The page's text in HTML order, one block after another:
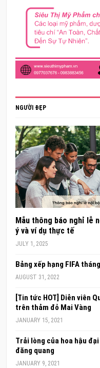
NGƯỜI ĐẸP
Mẫu thông báo nghỉ lễ
ý và ví dụ thực tế
JULY 1, 2025
Bảng xếp hạng FIFA
AUGUST 31, 2022
[Tin tức HOT] Diễn viên
trên thảm đỏ Mai Vàng
JANUARY 15, 2021
Trải lòng của hoa hậu
đăng quang
JANUARY 9, 2021